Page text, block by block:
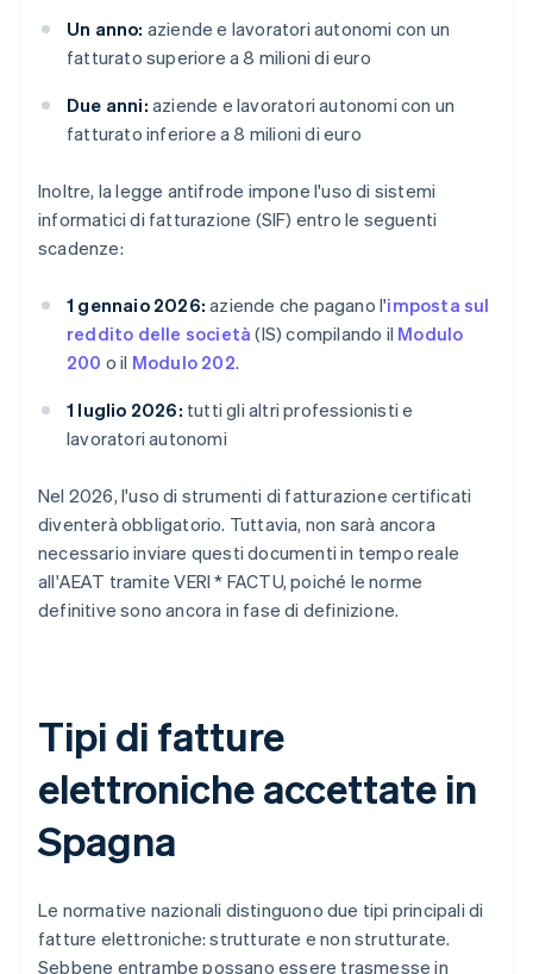
Un anno: aziende e lavoratori autonomi con un
fatturato superiore a 8 milioni di euro
Due anni: aziende e lavoratori autonomi con un
fatturato inferiore a 8 milioni di euro
Inoltre, la legge antifrode impone l'uso di sistemi
informatici di fatturazione (SIF) entro le seguenti
scadenze:
1 gennaio 2026: aziende che pagano l'imposta sul
reddito delle società (IS) compilando il Modulo
200 o il Modulo 202.
1 luglio 2026: tutti gli altri professionisti e
lavoratori autonomi
Nel 2026, l'uso di strumenti di fatturazione certificati
diventerà obbligatorio. Tuttavia, non sarà ancora
necessario inviare questi documenti in tempo reale
all'AEAT tramite VERI * FACTU, poiché le norme
definitive sono ancora in fase di definizione.
Tipi di fatture
elettroniche accettate in
Spagna
Le normative nazionali distinguono due tipi principali di
fatture elettroniche: strutturate e non strutturate.
Sebbene entrambe possano essere trasmesse in